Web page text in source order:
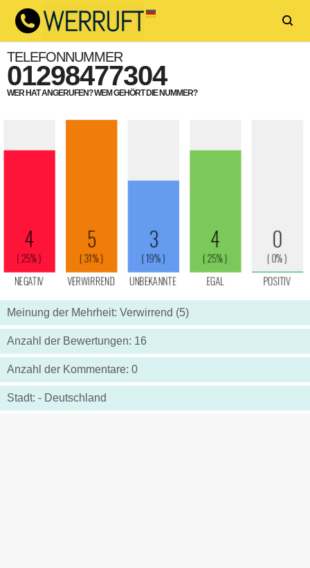
TELEFONNUMMER
01298477304
WER HAT ANGERUFEN? WEM GEHÖRT DIE NUMMER?
Meinung der Mehrheit: Verwirrend (5)
Anzahl der Bewertungen: 16
Anzahl der Kommentare: 0
Stadt: - Deutschland